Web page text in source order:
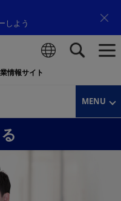
しよう
情報サイト
MENU